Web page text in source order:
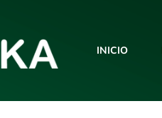
INICIO